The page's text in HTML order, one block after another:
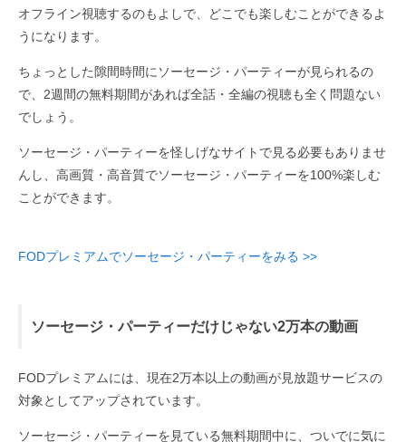
オフライン視聴するのもよしで、どこでも楽しむことができるよ
うになります。
ちょっとした隙間時間にソーセージ・パーティーが見られるの
で、2週間の無料期間があれば全話・全編の視聴も全く問題ない
でしょう。
ソーセージ・パーティーを怪しげなサイトで見る必要もありませ
んし、高画質・高音質でソーセージ・パーティーを100%楽しむ
ことができます。
FODプレミアムでソーセージ・パーティーをみる >>
ソーセージ・パーティーだけじゃない2万本の動画
FODプレミアムには、現在2万本以上の動画が見放題サービスの
対象としてアップされています。
ソーセージ・パーティーを見ている無料期間中に、ついでに気に